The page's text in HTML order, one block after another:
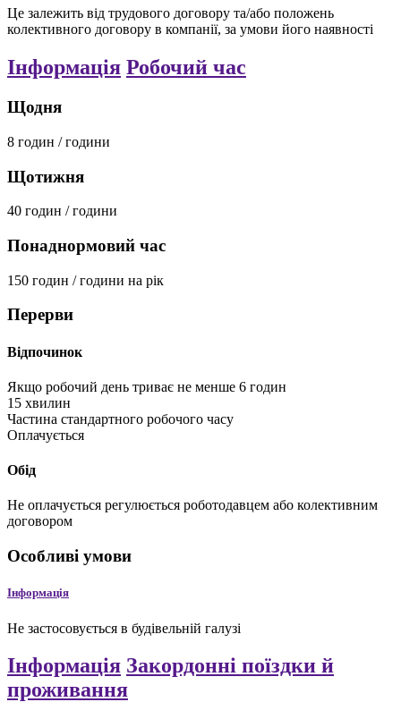
Це залежить від трудового договору та/або положень
колективного договору в компанії, за умови його наявності
Інформація Робочий час
Щодня
8 годин / години
Щотижня
40 годин / години
Понаднормовий час
150 годин / години на рік
Перерви
Відпочинок
Якщо робочий день триває не менше 6 годин
15 хвилин
Частина стандартного робочого часу
Оплачується
Обід
Не оплачується регулюється роботодавцем або колективним
договором
Особливі умови
Інформація
Не застосовується в будівельній галузі
Інформація Закордонні поїздки й
проживання